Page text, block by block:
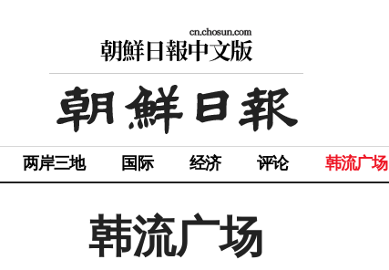
两岸三地 国际 经济 评论 韩流广场
韩流广场